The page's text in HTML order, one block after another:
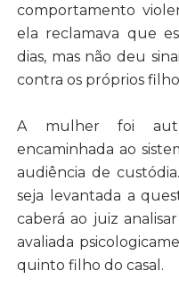
comportamento
ela reclamava que
dias, mas não deu
contra os próprios
A mulher foi
encaminhada ao
audiência de
seja levantada a
caberá ao juiz
avaliada
quinto filho do casal.